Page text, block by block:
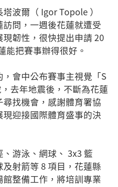
波爾（ Igor Topole ）
問，一週後花蓮就遭受
韌性，很快提出申請 20
能把賽事辦得很好。
會中公布賽事主視覺「S
去年地震後，不斷為花蓮
找機會，感謝體育署協
迎接國際體育盛事的決
游泳、網球、 3x3 籃
射箭等 8 項目，花蓮縣
整備工作，將培訓專業